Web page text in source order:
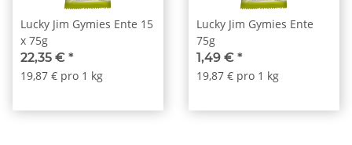
Lucky Jim Gymies Ente 15
x 75g
22,35 € *
19,87 € pro 1 kg
Lucky Jim Gymies Ente
75g
1,49 € *
19,87 € pro 1 kg